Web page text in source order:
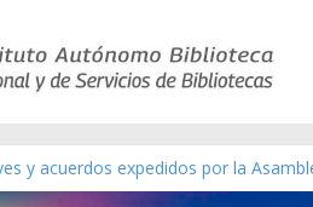
y acuerdos expedidos por la
gráfico]